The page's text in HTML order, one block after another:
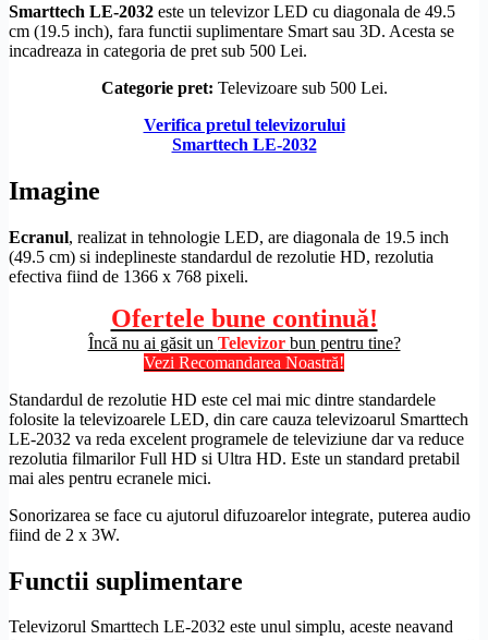
Smarttech LE-2032 este un televizor LED cu diagonala de 49.5
cm (19.5 inch), fara functii suplimentare Smart sau 3D. Acesta se
incadreaza in categoria de pret sub 500 Lei.
Categorie pret: Televizoare sub 500 Lei.
Verifica pretul televizorului
Smarttech LE-2032
Imagine
Ecranul, realizat in tehnologie LED, are diagonala de 19.5 inch
(49.5 cm) si indeplineste standardul de rezolutie HD, rezolutia
efectiva fiind de 1366 x 768 pixeli.
Ofertele bune continuă!
Încă nu ai găsit un Televizor bun pentru tine?
Vezi Recomandarea Noastră!
Standardul de rezolutie HD este cel mai mic dintre standardele
folosite la televizoarele LED, din care cauza televizoarul Smarttech
LE-2032 va reda excelent programele de televiziune dar va reduce
rezolutia filmarilorFull HD si Ultra HD. Este un standard pretabil
mai ales pentru ecranele mici.
Sonorizarea se face cu ajutorul difuzoarelor integrate, puterea audio
fiind de 2 x 3W.
Functii suplimentare
Televizorul Smarttech LE-2032 este unul simplu, aceste neavand